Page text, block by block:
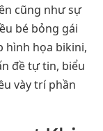
cũng như sự
bé bỏng gái
hình họa bikini,
đề tự tin, biểu
vày trí phần